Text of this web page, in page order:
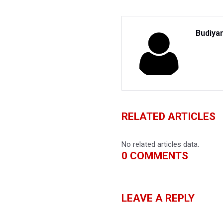
RELATED ARTICLES
No related articles data.
0 COMMENTS
LEAVE A REPLY